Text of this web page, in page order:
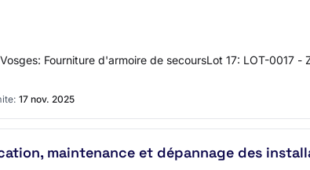
Fourniture d'armoire de secoursLot 17: LOT-0017
17 nov. 2025
maintenance et dépannage des